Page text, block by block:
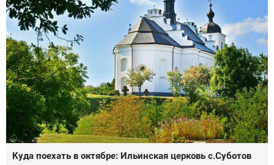
Куда поехать в октябре: Ильинская церковь с.Суботов